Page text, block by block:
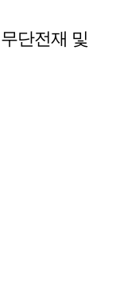
단전재 및